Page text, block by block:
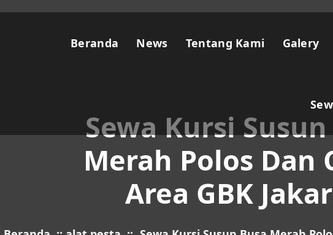
Beranda News Tentang Kami Galery
Sewa Kursi
Merah Polos Dan
Area GBK